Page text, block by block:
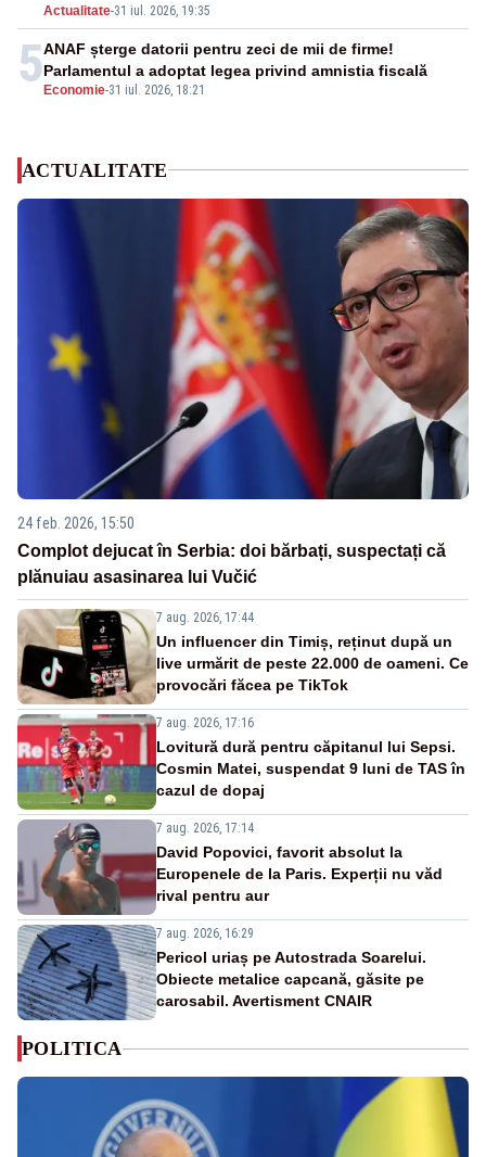
Actualitate-31 iul. 2026, 19:35
5Economie-31 iul. 2026, 18:21
ANAF șterge datorii pentru zeci de mii de firme!
Parlamentul a adoptat legea privind amnistia fiscală
ACTUALITATE
24 feb. 2026, 15:50
Complot dejucat în Serbia: doi bărbați, suspectați că
plănuiau asasinarea lui Vučić
7 aug. 2026, 17:44
Un influencer din Timiș, reținut după un
live urmărit de peste 22.000 de oameni. Ce
provocări făcea pe TikTok
7 aug. 2026, 17:16
Lovitură dură pentru căpitanul lui Sepsi.
Cosmin Matei, suspendat 9 luni de TAS în
cazul de dopaj
7 aug. 2026, 17:14
David Popovici, favorit absolut la
Europenele de la Paris. Experții nu văd
rival pentru aur
7 aug. 2026, 16:29
Pericol uriaș pe Autostrada Soarelui.
Obiecte metalice capcană, găsite pe
carosabil. Avertisment CNAIR
POLITICA